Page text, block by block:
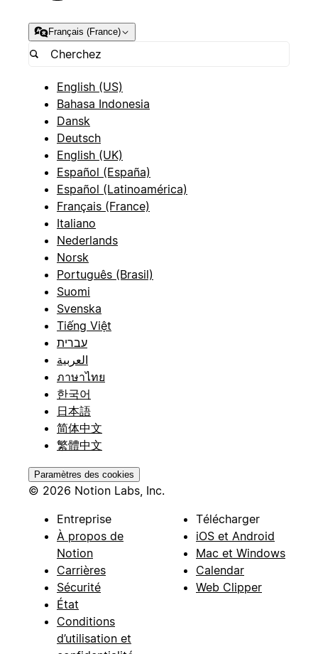
Français (France)
English (US)
Bahasa Indonesia
Dansk
Deutsch
English (UK)
Español (España)
Español (Latinoamérica)
Français (France)
Italiano
Nederlands
Norsk
Português (Brasil)
Suomi
Svenska
Tiếng Việt
עברית
العربية
ภาษาไทย
한국어
日本語
简体中文
繁體中文
Paramètres des cookies
© 2026 Notion Labs, Inc.
Entreprise
À propos de
Notion
Carrières
Sécurité
État
Conditions
d’utilisation et
Télécharger
iOS et Android
Mac et Windows
Calendar
Web Clipper